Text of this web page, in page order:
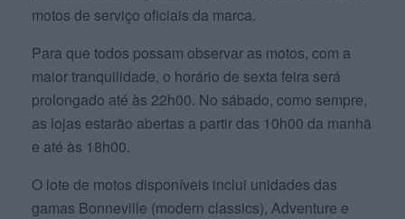
motos de serviço oficiais da marca.
Para que todos possam observar as motos, com a
maior tranquilidade, o horário de sexta feira será
prolongado até às 22h00. No sábado, como sempre,
as lojas estarão abertas a partir das 10h00 da manhã
e até às 18h00.
O lote de motos disponíveis inclui unidades das
gamas Bonneville (modern classics), Adventure e